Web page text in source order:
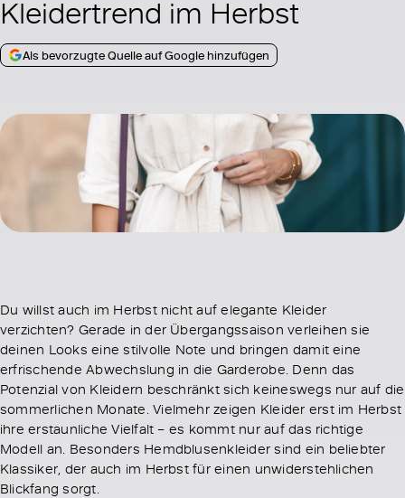
Kleidertrend im Herbst
Als bevorzugte Quelle auf Google hinzufügen
Du willst auch im Herbst nicht auf elegante Kleider
verzichten? Gerade in der Übergangssaison verleihen sie
deinen Looks eine stilvolle Note und bringen damit eine
erfrischende Abwechslung in die Garderobe. Denn das
Potenzial von Kleidern beschränkt sich keineswegs nur auf die
sommerlichen Monate. Vielmehr zeigen Kleider erst im Herbst
ihre erstaunliche Vielfalt – es kommt nur auf das richtige
Modell an. Besonders Hemdblusenkleider sind ein beliebter
Klassiker, der auch im Herbst für einen unwiderstehlichen
Blickfang sorgt.